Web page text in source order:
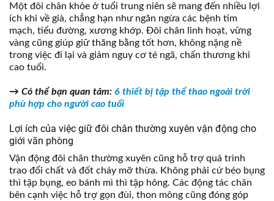
Một đôi chân khỏe ở tuổi trung niên sẽ mang đến nhiều lợi
ích khi về già, chẳng hạn như ngăn ngừa các bệnh tim
mạch, tiểu đường, xương khớp. Đôi chân linh hoạt, vững
vàng cũng giúp giữ thăng bằng tốt hơn, không nặng nề
trong việc đi lại và giảm nguy cơ té ngã, chấn thương khi
cao tuổi.
→ Có thể bạn quan tâm: 6 thiết bị tập thể thao ngoài trời
phù hợp cho người cao tuổi
Lợi ích của việc giữ đôi chân thường xuyên vận động cho
giới văn phòng
Vận động đôi chân thường xuyên cũng hỗ trợ quá trình
trao đổi chất và đốt cháy mỡ thừa. Không phải cứ béo bụng
thì tập bụng, eo bánh mì thì tập hông. Các động tác chân
bên cạnh việc hỗ trợ gọn đùi, thon mông cũng đóng góp